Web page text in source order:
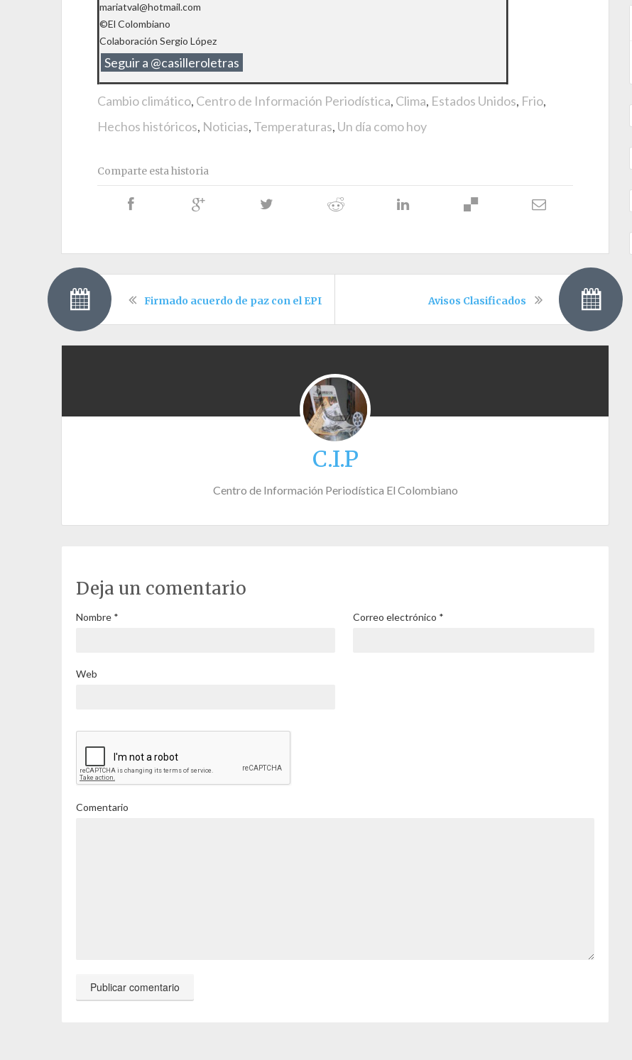
mariatval@hotmail.com
©El Colombiano
Colaboración Sergio López
Seguir a @casilleroletras
Cambio climático, Centro de Información Periodística, Clima, Estados Unidos, Frio,
Hechos históricos, Noticias, Temperaturas, Un día como hoy
Comparte esta historia
Firmado acuerdo de paz con el EPL Avisos Clasificados
C.I.P
Centro de Información Periodística El Colombiano
Deja un comentario
Nombre * Correo electrónico *
Web
Comentario